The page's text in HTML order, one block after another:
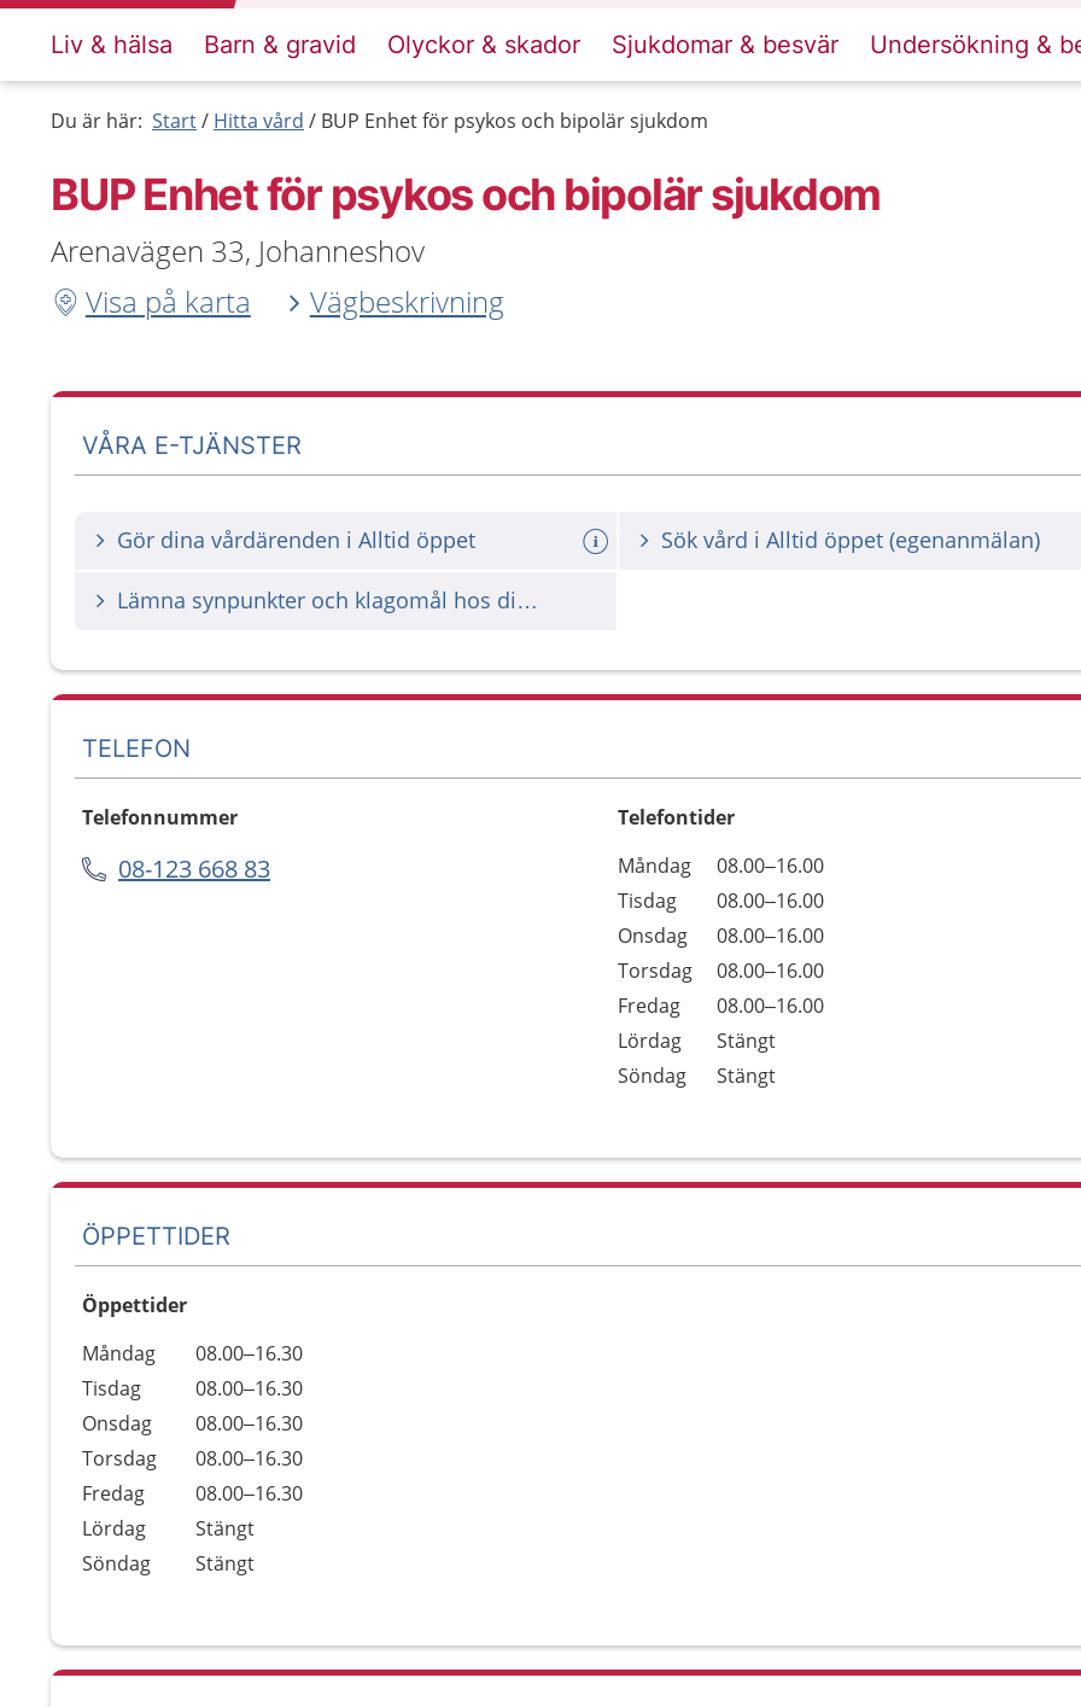
Liv & hälsa Barn & gravid Olyckor & skador Sjukdomar & besvär Undersökning &
Du är här: Start Hitta vård BUP Enhet för psykos och bipolär sjukdom
BUP Enhet för psykos och bipolär sjukdom
Arenavägen 33, Johanneshov
Visa på karta
Vägbeskrivning
VÅRA E-TJÄNSTER
Gör dina vårdärenden i Alltid öppet Sök vård i Alltid öppet (egenanmälan)
Lämna synpunkter och klagomål hos din vårdgivare
TELEFON
Telefonnummer
08-123 668 83
Telefontider
Dag
Öppettider
Kommentarer
Måndag
08.00–16.00
Tisdag
08.00–16.00
Onsdag
08.00–16.00
Torsdag
08.00–16.00
Fredag
08.00–16.00
Lördag
Stängt
Söndag
Stängt
ÖPPETTIDER
Öppettider
Dag
Öppettider
Kommentarer
Måndag
08.00–16.30
Tisdag
08.00–16.30
Onsdag
08.00–16.30
Torsdag
08.00–16.30
Fredag
08.00–16.30
Lördag
Stängt
Söndag
Stängt